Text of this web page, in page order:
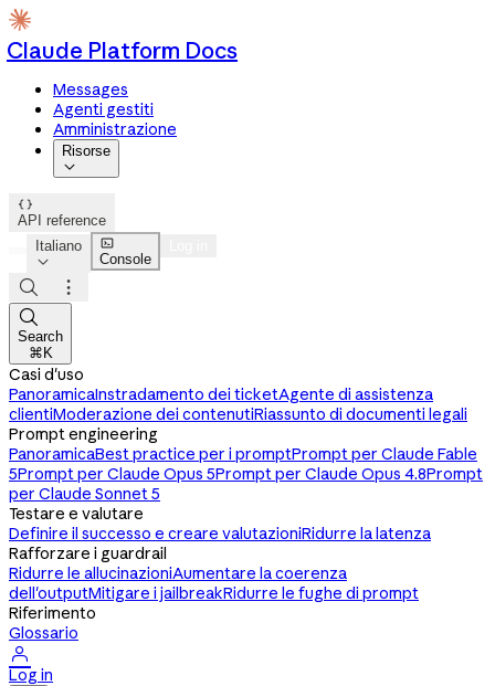
Claude Platform Docs
Messages
Agenti gestiti
Amministrazione
Risorse


API reference
Italiano


Console



Search
⌘K
Casi d'uso
PanoramicaInstradamento dei ticketAgente di assistenza
clientiModerazione dei contenutiRiassunto di documenti legali
Prompt engineering
PanoramicaBest practice per i promptPrompt per Claude Fable
5Prompt per Claude Opus 5Prompt per Claude Opus 4.8Prompt
per Claude Sonnet 5
Testare e valutare
Definire il successo e creare valutazioniRidurre la latenza
Rafforzare i guardrail
Ridurre le allucinazioniAumentare la coerenza
dell'outputMitigare i jailbreakRidurre le fughe di prompt
Riferimento
Glossario

Log in